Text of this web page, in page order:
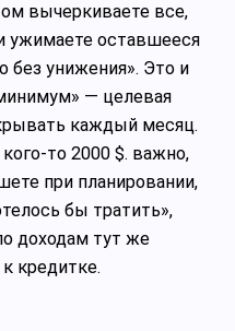
вычеркиваете все,
ужимаете оставшееся
унижения». Это и
— целевая
каждый месяц.
2000 $. важно,
при планировании,
бы тратить»,
доходам тут же
кредитке.